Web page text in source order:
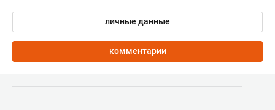
личные данные
комментарии